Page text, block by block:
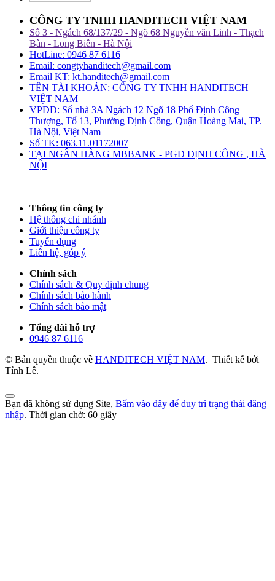
CÔNG TY TNHH HANDITECH VIỆT NAM
Số 3 - Ngách 68/137/29 - Ngõ 68 Nguyễn văn Linh - Thạch
Bàn - Long Biên - Hà Nội
HotLine: 0946 87 6116
Email: congtyhanditech@gmail.com
Email KT: kt.handitech@gmail.com
TÊN TÀI KHOẢN: CÔNG TY TNHH HANDITECH
VIỆT NAM
VPDD: Số nhà 3A Ngách 12 Ngõ 18 Phố Định Công
Thượng, Tổ 13, Phường Định Công, Quận Hoàng Mai, TP.
Hà Nội, Việt Nam
Số TK: 063.11.01172007
TẠI NGÂN HÀNG MBBANK - PGD ĐỊNH CÔNG , HÀ
NỘI
Thông tin công ty
Hệ thống chi nhánh
Giới thiệu công ty
Tuyển dụng
Liên hệ, góp ý
Chính sách
Chính sách & Quy định chung
Chính sách bảo hành
Chính sách bảo mật
Tổng đài hỗ trợ
0946 87 6116
© Bản quyền thuộc về HANDITECH VIỆT NAM. Thiết kế bởi
Tỉnh Lê.
Bạn đã không sử dụng Site, Bấm vào đây để duy trì trạng thái đăng
nhập. Thời gian chờ: 60 giây